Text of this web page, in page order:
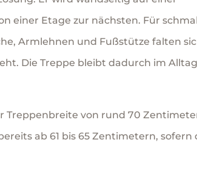
einer Etage zur nächsten. Für
Armlehnen und Fußstütze falten
Die Treppe bleibt dadurch im
Treppenbreite von rund 70
ab 61 bis 65 Zentimetern, sofern